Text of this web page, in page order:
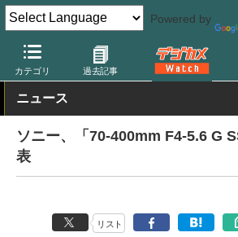
Powered by
カテゴリ 過去記事
デジカメ Watch レンズ 交換レンズ
ニュース
ソニー、「70-400mm F4-5.6 G
表
リスト